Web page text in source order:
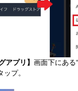
アプリ】 画面下にあ
プ。